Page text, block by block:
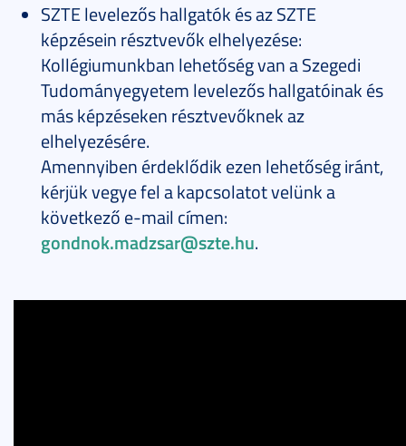
SZTE levelezős hallgatók és az SZTE
képzésein résztvevők elhelyezése:
Kollégiumunkban lehetőség van a Szegedi
Tudományegyetem levelezős hallgatóinak és
más képzéseken résztvevőknek az
elhelyezésére.
Amennyiben érdeklődik ezen lehetőség iránt,
kérjük vegye fel a kapcsolatot velünk a
következő e-mail címen:
gondnok.madzsar@szte.hu.